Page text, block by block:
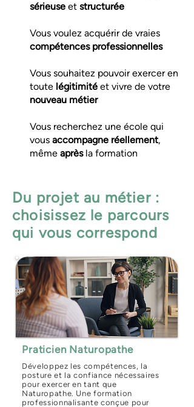
sérieuse et structurée
Vous voulez acquérir de vraies
compétences professionnelles
Vous souhaitez pouvoir exercer en
toute légitimité et vivre de votre
nouveau métier
Vous recherchez une école qui
vous accompagne réellement,
même après la formation
Du projet au métier :
choisissez le parcours
qui vous correspond
Praticien Naturopathe
Développez les compétences, la
posture et la confiance nécessaires
pour exercer en tant que
Naturopathe. Une formation
professionnalisante conçue pour